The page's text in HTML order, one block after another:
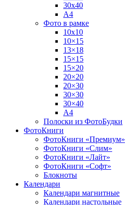
30х40
А4
Фото в рамке
10х10
10×15
13×18
15×15
15×20
20×20
20×30
30×30
30×40
A4
Полоски из ФотоБудки
ФотоКниги
ФотоКниги «Премиум»
ФотоКниги «Слим»
ФотоКниги «Лайт»
ФотоКниги «Софт»
Блокноты
Календари
Календари магнитные
Календари настольные